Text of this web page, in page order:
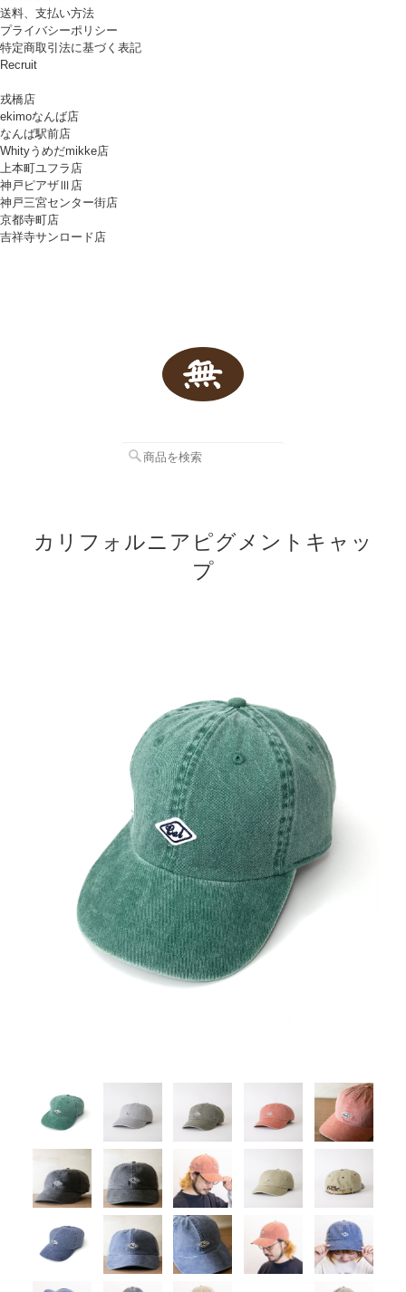
送料、支払い方法
プライバシーポリシー
特定商取引法に基づく表記
Recruit
戎橋店
ekimoなんば店
なんば駅前店
Whityうめだmikke店
上本町ユフラ店
神戸ピアザⅢ店
神戸三宮センター街店
京都寺町店
吉祥寺サンロード店
カリフォルニアピグメントキャッ
プ